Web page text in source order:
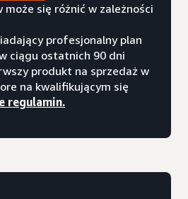
się różnić w zależności
profesjonalny plan
ciągu ostatnich 90 dni
produkt na sprzedaż w
na kwalifikującym się
regulamin.